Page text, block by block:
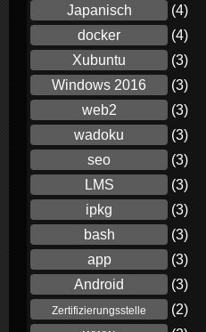
Japanisch
(4)
docker
(4)
Xubuntu
(3)
Windows 2016
(3)
web2
(3)
wadoku
(3)
seo
(3)
LMS
(3)
ipkg
(3)
bash
(3)
app
(3)
Android
(3)
Zertifizierungsstelle
(2)